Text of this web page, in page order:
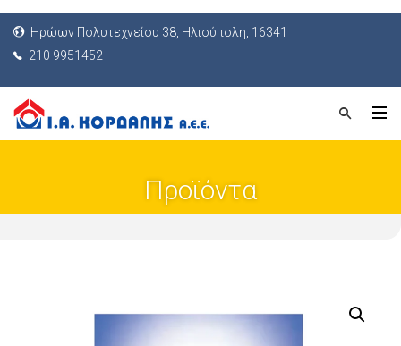
Ηρώων Πολυτεχνείου 38, Ηλιούπολη, 16341
210 9951452
Προϊόντα